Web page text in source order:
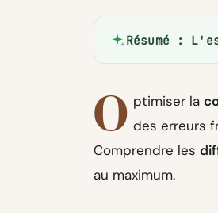
Résumé :
O ptimiser la
des erreurs
Comprendre les
au maximum.